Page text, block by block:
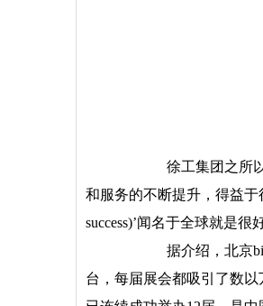
徐工集团之所
和服务的不断提升，得益于
success)’闻名于全球就是很
据介绍，北京
台，每届展会都吸引了数